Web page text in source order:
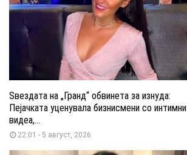
Ѕвездата на „Гранд“ обвинета за изнуда:
Пејачката уценувала бизнисмени со интимни
видеа,...
22:01 - 5 август, 2026